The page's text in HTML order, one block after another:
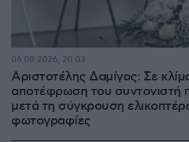
Αριστοτέλης Δαμίγος: Σε
αποτέφρωση του συντονιστή
μετά τη σύγκρουση
φωτογραφίες
06.08.2026, 20:03